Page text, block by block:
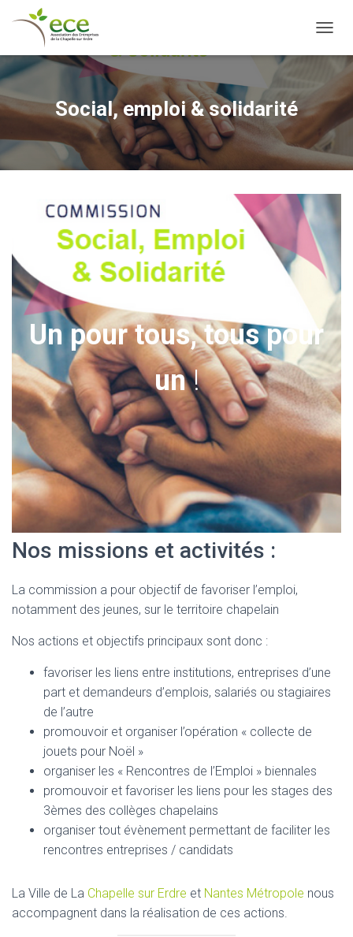
Social, emploi & solidarité
Un pour tous, tous pour
un!
Nos missions et activités :
La commission a pour objectif de favoriser l’emploi,
notamment des jeunes, sur le territoire chapelain
Nos actions et objectifs principaux sont donc :
favoriser les liens entre institutions, entreprises d’une
part et demandeurs d’emplois, salariés ou stagiaires
de l’autre
promouvoir et organiser l’opération « collecte de
jouets pour Noël »
organiser les « Rencontres de l’Emploi » biennales
promouvoir et favoriser les liens pour les stages des
3èmes des collèges chapelains
organiser tout évènement permettant de faciliter les
rencontres entreprises / candidats
La Ville de La Chapelle sur Erdre et Nantes Métropole nous
accompagnent dans la réalisation de ces actions.